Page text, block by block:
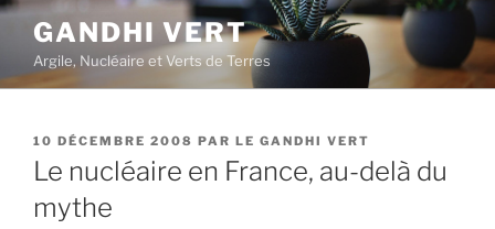
Aller
contenu
principal
GANDHI VERT
Argile, Nucléaire et Verts de Terres
PUBLIÉ
LE
10 DÉCEMBRE 2008 PAR LE GANDHI VERT
Le nucléaire en France, au-delà du
mythe